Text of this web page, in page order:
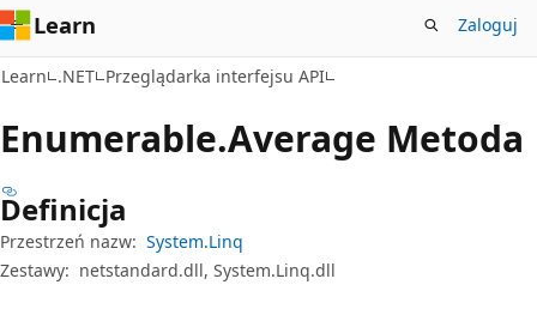
Learn Zaloguj
Learn .NET Przeglądarka interfejsu API
Enumerable.Average Metoda
Definicja
Przestrzeń nazw: System.Linq
Zestawy: netstandard.dll, System.Linq.dll